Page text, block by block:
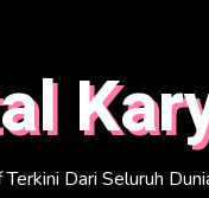
Dari Seluruh